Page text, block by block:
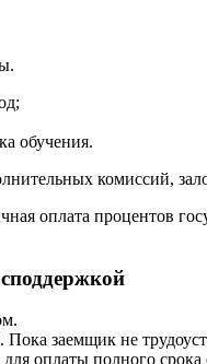
обучения.
комиссий,
оплата процентов
заемщик не
оплаты полного срока